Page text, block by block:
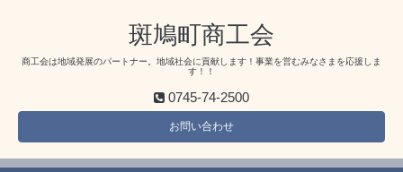
斑鳩町商工会
商工会は地域発展のパートナー。地域社会に貢献します！事業を営むみなさまを応援しま
す！！
0745-74-2500
お問い合わせ